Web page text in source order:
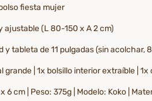
fiesta mujer
ajustable (L 80-150 x A 2 cm)
y tableta de 11 pulgadas (sin acolchar,
grande | 1x bolsillo interior extraíble |
6 cm | Peso: 375g | Modelo: Koko |